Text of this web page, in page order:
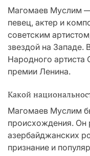
Магомаев Муслим
певец, актер и
советским
звездой на Западе.
Народного
премии Ленина.
Какой
Магомаев Муслим
происхождения. Он
азербайджанских
признание и